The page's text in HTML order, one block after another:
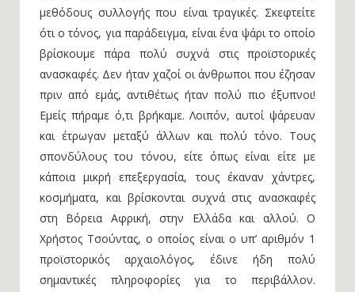
μεθόδους συλλογής που είναι τραγικές. Σκεφτείτε
ότι ο τόνος, για παράδειγμα, είναι ένα ψάρι το οποίο
βρίσκουμε πάρα πολύ συχνά στις προϊστορικές
ανασκαφές. Δεν ήταν χαζοί οι άνθρωποι που έζησαν
πριν από εμάς, αντιθέτως ήταν πολύ πιο έξυπνοι!
Εμείς πήραμε ό,τι βρήκαμε. Λοιπόν, αυτοί ψάρευαν
και έτρωγαν μεταξύ άλλων και πολύ τόνο. Τους
σπονδύλους του τόνου, είτε όπως είναι είτε με
κάποια μικρή επεξεργασία, τους έκαναν χάντρες,
κοσμήματα, και βρίσκονται συχνά στις ανασκαφές
στη Βόρεια Αφρική, στην Ελλάδα και αλλού. Ο
Χρήστος Τσούντας, ο οποίος είναι ο υπ’ αριθμόν 1
προϊστορικός αρχαιολόγος, έδινε ήδη πολύ
σημαντικές πληροφορίες για το περιβάλλον.